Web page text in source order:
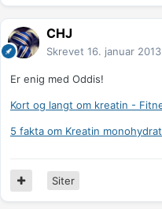
CHJ
Skrevet 16. januar 2013
Er enig med Oddis!
Kort og langt om kreatin -
5 fakta om Kreatin
Siter